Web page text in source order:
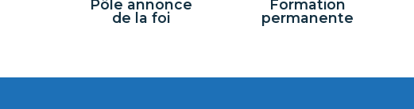
Pôle annonce
de la foi
Formation
permanente